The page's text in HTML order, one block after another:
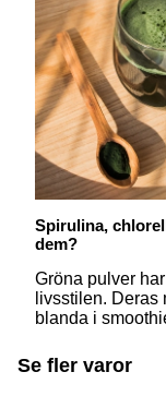
Spirulina,
dem?
Gröna pulver
livsstilen. Deras
blanda i
mellan spirulina
dem i gröna
Se fler varor